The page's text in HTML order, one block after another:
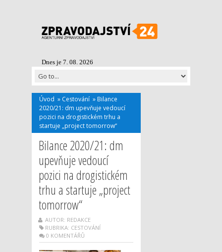
Dnes je 7. 08. 2026
Úvod » Cestování » Bilance
2020/21: dm upevňuje vedoucí
pozici na drogistickém trhu a
startuje „project tomorrow“
Bilance 2020/21: dm
upevňuje vedoucí
pozici na drogistickém
trhu a startuje „project
tomorrow“
AUTOR: REDAKCE
RUBRIKA: CESTOVÁNÍ
0 KOMENTÁŘŮ